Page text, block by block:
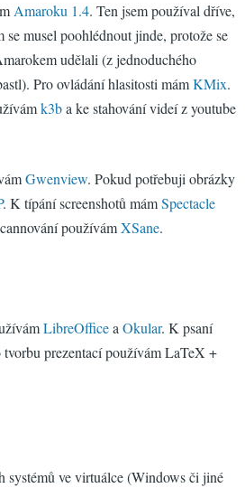
Amaroku 1.4. Ten jsem používal dříve,
se musel poohlédnout jinde, protože se
udělali (z jednoduchého
Pro ovládání hlasitosti mámKMix.
k3ba ke stahování videí z youtube
Gwenview. Pokud potřebuji obrázky
. K típání screenshotů mámSpectacle
používámXSane.
LibreOfficea Okular. K psaní
tvorbu prezentací používám LaTeX +
systémů ve virtuálce (Windows či jiné